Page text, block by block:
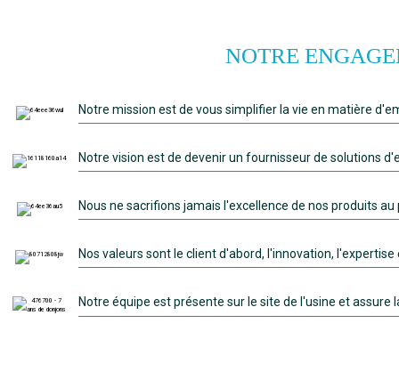
NOTRE
Notre mission est de vous simplifier la vie en matière
Notre vision est de devenir un fournisseur de solutions
Nous ne sacrifions jamais l'excellence de nos produits
Nos valeurs sont le client d'abord, l'innovation, l'expertise
Notre équipe est présente sur le site de l'usine et